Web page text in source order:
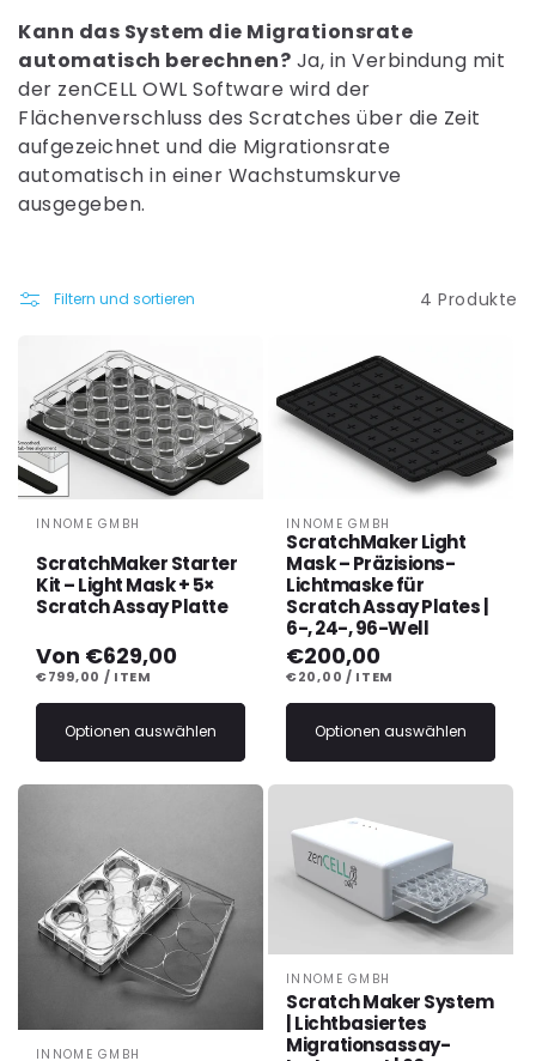
Kann das System die Migrationsrate
automatisch berechnen? Ja, in Verbindung mit
der zenCELL OWL Software wird der
Flächenverschluss des Scratches über die Zeit
aufgezeichnet und die Migrationsrate
automatisch in einer Wachstumskurve
ausgegeben.
Filtern und sortieren 4 Produkte
Anbieter:
INNOME GMBH
ScratchMaker Starter
Kit – Light Mask + 5×
Scratch Assay Platte
Normaler
Preis
Von €629,00
STÜCKPREIS
€799,00 / PRO
ITEM
Optionen auswählen
Anbieter:
INNOME GMBH
ScratchMaker Light
Mask – Präzisions-
Lichtmaske für
Scratch Assay Plates |
6-, 24-, 96-Well
Normaler
Preis
€200,00
STÜCKPREIS
€20,00 / PRO
ITEM
Optionen auswählen
INNOME GMBH
Anbieter:
INNOME GMBH
Scratch Maker System
| Lichtbasiertes
Migrationsassay-